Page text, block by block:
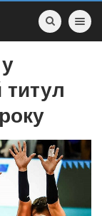
Toggle
титул